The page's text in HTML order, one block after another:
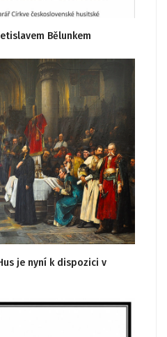
Bělunkem
je nyní k dispozici v